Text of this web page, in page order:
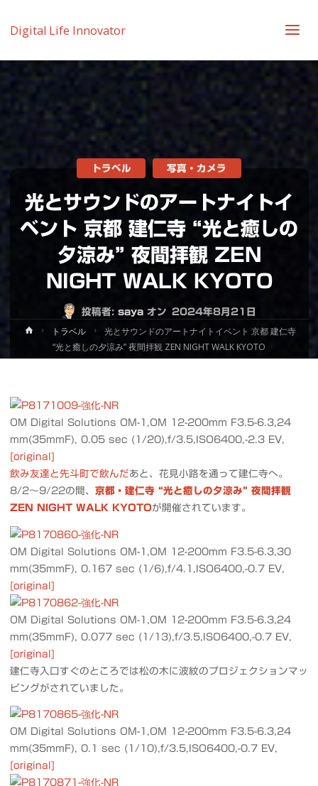
Digital Life Innovator
光とサウンドのアートナイトイ
ベント 京都 建仁寺 “光と癒しの
夕涼み” 夜間拝観 ZEN
NIGHT WALK KYOTO
投稿者: saya オン 2024年8月21日
トラベル 写真・カメラ
ホ
ム
トラベル
光とサウンドのアートナイトイベント 京都 建仁寺
“光と癒しの夕涼み” 夜間拝観 ZEN NIGHT WALK KYOTO
OM Digital Solutions OM-1,OM 12-200mm F3.5-6.3,24
mm(35mmF), 0.05 sec (1/20),f/3.5,ISO6400,-2.3 EV,
[original]
飲み友達と先斗町で飲んだあと、花見小路を通って建仁寺へ。
8/2～9/22の間、 京都・建仁寺 “光と癒しの夕涼み” 夜間拝観
ZEN NIGHT WALK KYOTOが開催されています。
OM Digital Solutions OM-1,OM 12-200mm F3.5-6.3,30
mm(35mmF), 0.167 sec (1/6),f/4.1,ISO6400,-0.7 EV,
[original]
OM Digital Solutions OM-1,OM 12-200mm F3.5-6.3,24
mm(35mmF), 0.077 sec (1/13),f/3.5,ISO6400,-0.7 EV,
[original]
建仁寺入口すぐのところでは松の木に波紋のプロジェクションマッ
ピングがされていました。
OM Digital Solutions OM-1,OM 12-200mm F3.5-6.3,24
mm(35mmF), 0.1 sec (1/10),f/3.5,ISO6400,-0.7 EV,
[original]